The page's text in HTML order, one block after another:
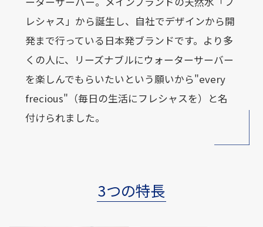
レシャス」から誕生し、自社でデザインから開
発まで行っている日本発ブランドです。より多
くの人に、リーズナブルにウォーターサーバー
を楽しんでもらいたいという願いから"every
frecious"（毎日の生活にフレシャスを）と名
付けられました。
3つの特長